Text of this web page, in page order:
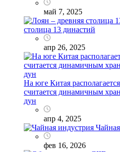
май 7, 2025
столица 13 династий
апр 26, 2025
На юге Китая
считается динамичным
дун
апр 4, 2025
фев 16, 2026